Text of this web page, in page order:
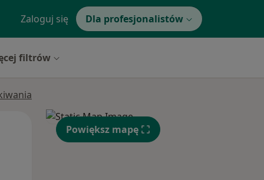
Zaloguj się Dla profesjonalistów
filtrów
Wt, Śr,
Powiększ mapę